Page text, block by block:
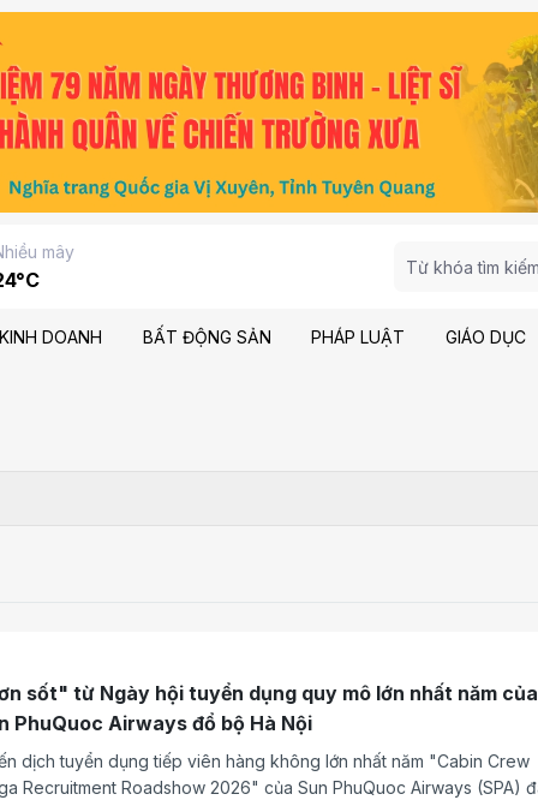
mây
KINH DOANH BẤT ĐỘNG SẢN PHÁP LUẬT GIÁO DỤC
sốt" từ Ngày hội tuyển dụng quy mô lớn nhất năm của
PhuQuoc Airways đổ bộ Hà Nội
dịch tuyển dụng tiếp viên hàng không lớn nhất năm "Cabin Crew
Recruitment Roadshow 2026" của Sun PhuQuoc Airways (SPA)